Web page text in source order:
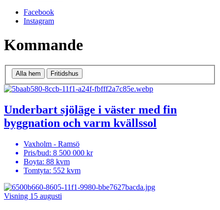
Facebook
Instagram
Kommande
Alla hem Fritidshus
Underbart sjöläge i väster med fin
byggnation och varm kvällssol
Vaxholm - Ramsö
Pris/bud: 8 500 000 kr
Boyta: 88 kvm
Tomtyta: 552 kvm
Visning 15 augusti